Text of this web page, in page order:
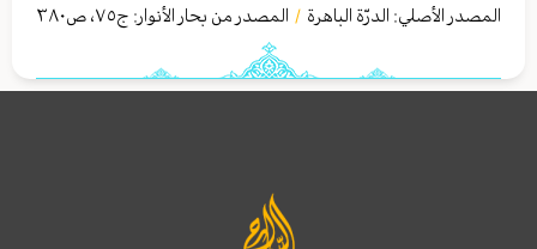
المصدر الأصلي: الدرّة الباهرة / المصدر من بحار الأنوار: ج٧٥، ص٣٨٠